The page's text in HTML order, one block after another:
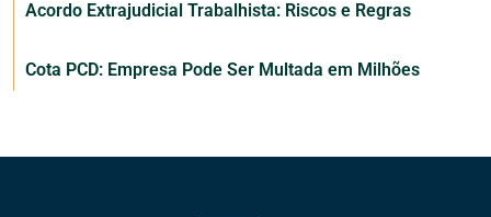
Acordo Extrajudicial Trabalhista: Riscos e Regras
Cota PCD: Empresa Pode Ser Multada em Milhões